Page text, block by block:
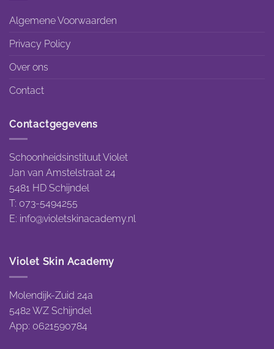
Algemene Voorwaarden
Privacy Policy
Over ons
Contact
Contactgegevens
Schoonheidsinstituut Violet
Jan van Amstelstraat 24
5481 HD Schijndel
T: 073-5494255
E: info@violetskinacademy.nl
Violet Skin Academy
Molendijk-Zuid 24a
5482 WZ Schijndel
App: 0621590784